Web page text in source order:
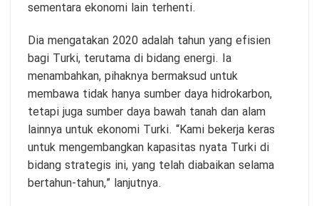
sementara ekonomi lain terhenti.
Dia mengatakan 2020 adalah tahun yang efisien
bagi Turki, terutama di bidang energi. Ia
menambahkan, pihaknya bermaksud untuk
membawa tidak hanya sumber daya hidrokarbon,
tetapi juga sumber daya bawah tanah dan alam
lainnya untuk ekonomi Turki. “Kami bekerja keras
untuk mengembangkan kapasitas nyata Turki di
bidang strategis ini, yang telah diabaikan selama
bertahun-tahun,” lanjutnya.